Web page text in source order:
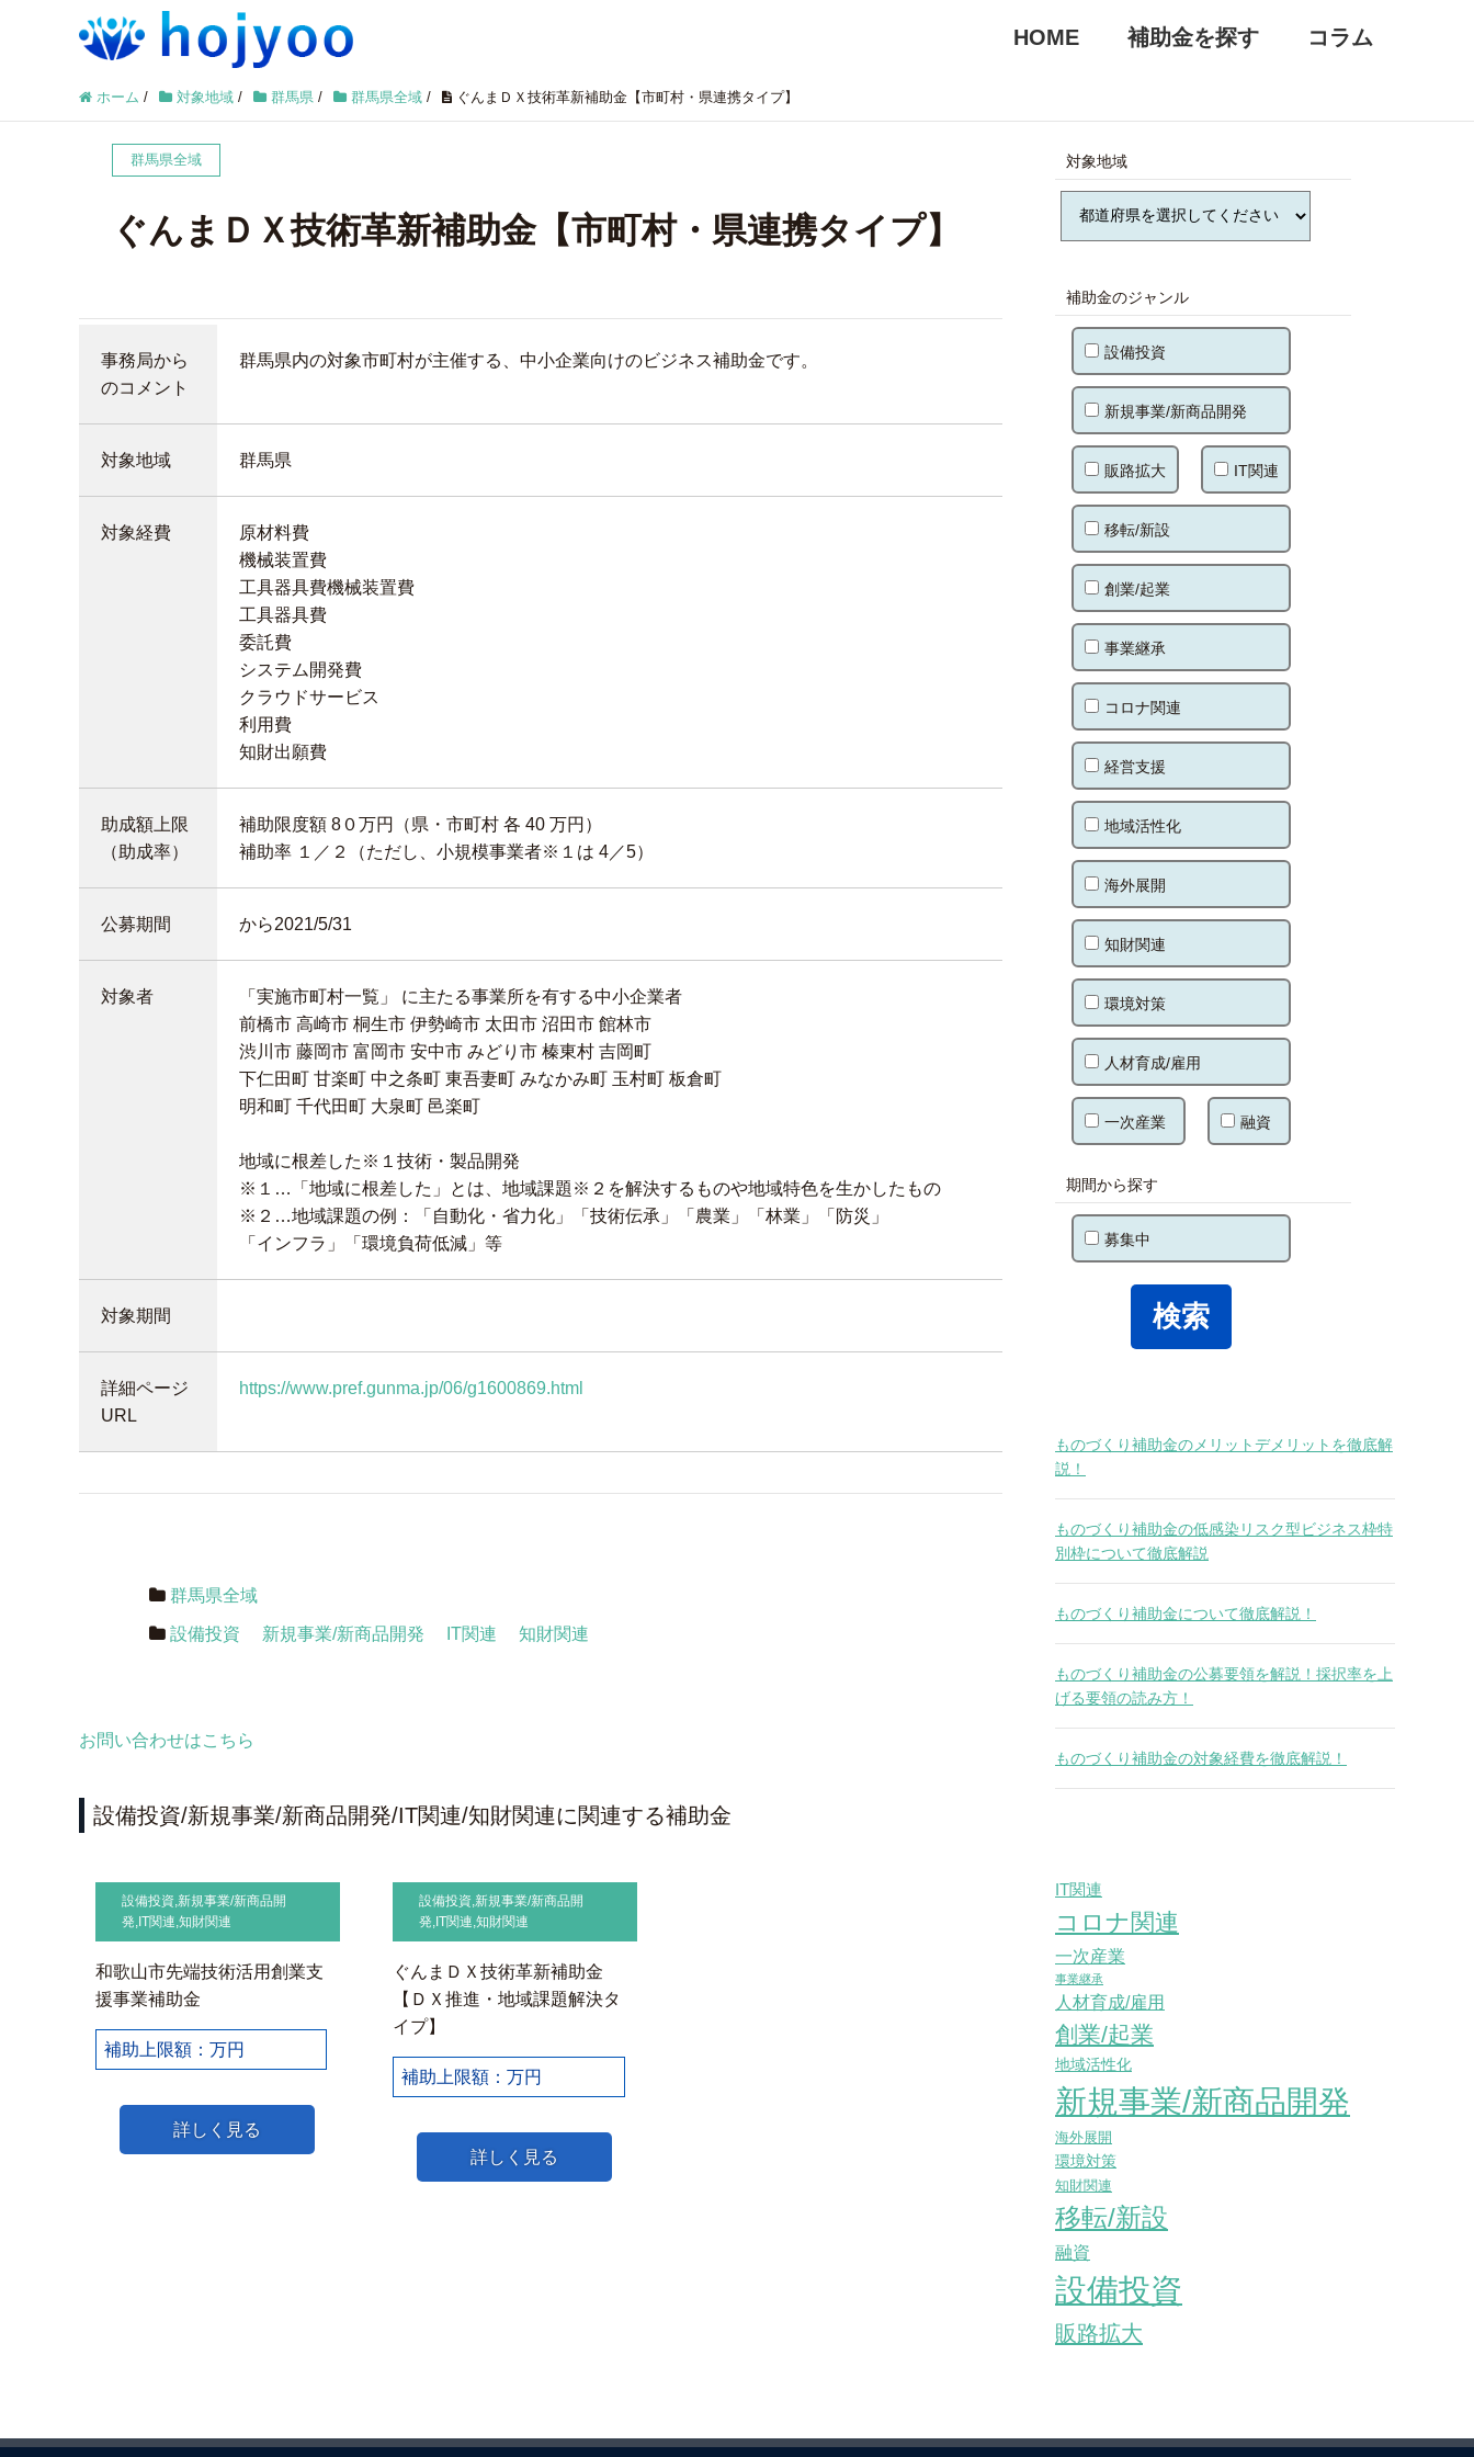
HOME 補助金を探す コラム
ホーム / 対象地域 / 群馬県 / 群馬県全域 / ぐんまＤＸ技術革新補助金【市町村・県連携タイプ】
群馬県全域
ぐんまＤＸ技術革新補助金【市町村・県連携タイプ】
事務局から
のコメント
群馬県内の対象市町村が主催する、中小企業向けのビジネス補助金です。
対象地域 群馬県
対象経費
原材料費
機械装置費
工具器具費機械装置費
工具器具費
委託費
システム開発費
クラウドサービス
利用費
知財出願費
助成額上限
（助成率）
補助限度額 8０万円（県・市町村 各 40 万円）
補助率 １／２（ただし、小規模事業者※１は 4／5）
公募期間 から2021/5/31
対象者
「実施市町村一覧」 に主たる事業所を有する中小企業者
前橋市 高崎市 桐生市 伊勢崎市 太田市 沼田市 館林市
渋川市 藤岡市 富岡市 安中市 みどり市 榛東村 吉岡町
下仁田町 甘楽町 中之条町 東吾妻町 みなかみ町 玉村町 板倉町
明和町 千代田町 大泉町 邑楽町
地域に根差した※１技術・製品開発
※１…「地域に根差した」とは、地域課題※２を解決するものや地域特色を生かしたもの
※２…地域課題の例：「自動化・省力化」「技術伝承」「農業」「林業」「防災」
「インフラ」「環境負荷低減」等
対象期間
詳細ページ
URL
https://www.pref.gunma.jp/06/g1600869.html
群馬県全域
設備投資 新規事業/新商品開発 IT関連 知財関連
お問い合わせはこちら
設備投資/新規事業/新商品開発/IT関連/知財関連に関連する補助金
設備投資,新規事業/新商品開
発, IT関連,知財関連
和歌山市先端技術活用創業支
援事業補助金
補助上限額：万円
詳しく見る
設備投資,新規事業/新商品開
発, IT関連,知財関連
ぐんまＤＸ技術革新補助金
【ＤＸ推進・地域課題解決タ
イプ】
補助上限額：万円
詳しく見る
対象地域
補助金のジャンル
設備投資
新規事業/新商品開発
販路拡大 IT関連
移転/新設
創業/起業
事業継承
コロナ関連
経営支援
地域活性化
海外展開
知財関連
環境対策
人材育成/雇用
一次産業 融資
期間から探す
募集中
ものづくり補助金のメリットデメリットを徹底解
説！
ものづくり補助金の低感染リスク型ビジネス枠特
別枠について徹底解説
ものづくり補助金について徹底解説！
ものづくり補助金の公募要領を解説！採択率を上
げる要領の読み方！
ものづくり補助金の対象経費を徹底解説！
IT関連
コロナ関連
一次産業
事業継承
人材育成/雇用
創業/起業
地域活性化
新規事業/新商品開発
海外展開
環境対策
知財関連
移転/新設
融資
設備投資
販路拡大